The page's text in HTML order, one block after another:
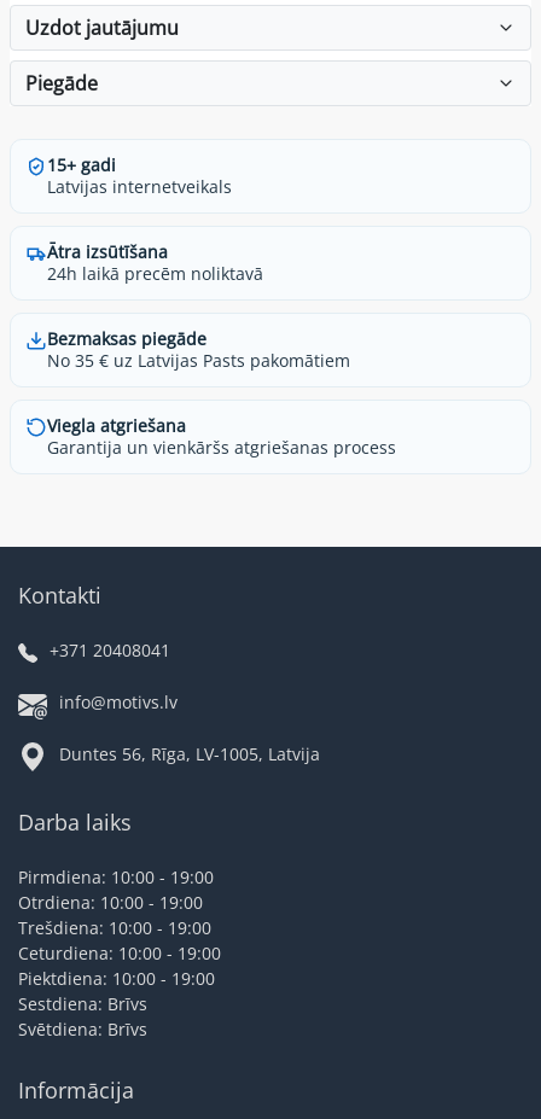
Uzdot jautājumu
Piegāde
15+ gadi
Latvijas internetveikals
Ātra izsūtīšana
24h laikā precēm noliktavā
Bezmaksas piegāde
No 35 € uz Latvijas Pasts pakomātiem
Viegla atgriešana
Garantija un vienkāršs atgriešanas process
Kontakti
+371 20408041
info@motivs.lv
Duntes 56, Rīga, LV-1005, Latvija
Darba laiks
Pirmdiena: 10:00 - 19:00
Otrdiena: 10:00 - 19:00
Trešdiena: 10:00 - 19:00
Ceturdiena: 10:00 - 19:00
Piektdiena: 10:00 - 19:00
Sestdiena: Brīvs
Svētdiena: Brīvs
Informācija